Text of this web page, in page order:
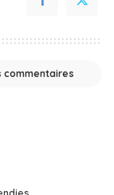
commentaires